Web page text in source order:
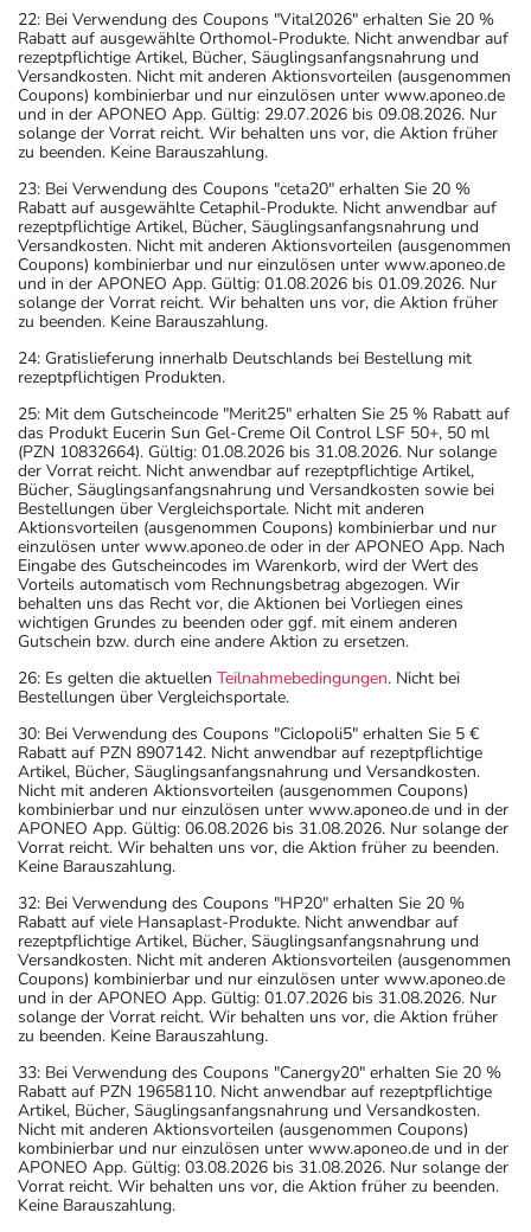
22: Bei Verwendung des Coupons "Vital2026" erhalten Sie 20 %
Rabatt auf ausgewählte Orthomol-Produkte. Nicht anwendbar auf
rezeptpflichtige Artikel, Bücher, Säuglingsanfangsnahrung und
Versandkosten. Nicht mit anderen Aktionsvorteilen (ausgenommen
Coupons) kombinierbar und nur einzulösen unter www.aponeo.de
und in der APONEO App. Gültig: 29.07.2026 bis 09.08.2026. Nur
solange der Vorrat reicht. Wir behalten uns vor, die Aktion früher
zu beenden. Keine Barauszahlung.
23: Bei Verwendung des Coupons "ceta20" erhalten Sie 20 %
Rabatt auf ausgewählte Cetaphil-Produkte. Nicht anwendbar auf
rezeptpflichtige Artikel, Bücher, Säuglingsanfangsnahrung und
Versandkosten. Nicht mit anderen Aktionsvorteilen (ausgenommen
Coupons) kombinierbar und nur einzulösen unter www.aponeo.de
und in der APONEO App. Gültig: 01.08.2026 bis 01.09.2026. Nur
solange der Vorrat reicht. Wir behalten uns vor, die Aktion früher
zu beenden. Keine Barauszahlung.
24: Gratislieferung innerhalb Deutschlands bei Bestellung mit
rezeptpflichtigen Produkten.
25: Mit dem Gutscheincode "Merit25" erhalten Sie 25 % Rabatt auf
das Produkt Eucerin Sun Gel-Creme Oil Control LSF 50+, 50 ml
(PZN 10832664). Gültig: 01.08.2026 bis 31.08.2026. Nur solange
der Vorrat reicht. Nicht anwendbar auf rezeptpflichtige Artikel,
Bücher, Säuglingsanfangsnahrung und Versandkosten sowie bei
Bestellungen über Vergleichsportale. Nicht mit anderen
Aktionsvorteilen (ausgenommen Coupons) kombinierbar und nur
einzulösen unter www.aponeo.de oder in der APONEO App. Nach
Eingabe des Gutscheincodes im Warenkorb, wird der Wert des
Vorteils automatisch vom Rechnungsbetrag abgezogen. Wir
behalten uns das Recht vor, die Aktionen bei Vorliegen eines
wichtigen Grundes zu beenden oder ggf. mit einem anderen
Gutschein bzw. durch eine andere Aktion zu ersetzen.
26: Es gelten die aktuellen Teilnahmebedingungen. Nicht bei
Bestellungen über Vergleichsportale.
30: Bei Verwendung des Coupons "Ciclopoli5" erhalten Sie 5 €
Rabatt auf PZN 8907142. Nicht anwendbar auf rezeptpflichtige
Artikel, Bücher, Säuglingsanfangsnahrung und Versandkosten.
Nicht mit anderen Aktionsvorteilen (ausgenommen Coupons)
kombinierbar und nur einzulösen unter www.aponeo.de und in der
APONEO App. Gültig: 06.08.2026 bis 31.08.2026. Nur solange der
Vorrat reicht. Wir behalten uns vor, die Aktion früher zu beenden.
Keine Barauszahlung.
32: Bei Verwendung des Coupons "HP20" erhalten Sie 20 %
Rabatt auf viele Hansaplast-Produkte. Nicht anwendbar auf
rezeptpflichtige Artikel, Bücher, Säuglingsanfangsnahrung und
Versandkosten. Nicht mit anderen Aktionsvorteilen (ausgenommen
Coupons) kombinierbar und nur einzulösen unter www.aponeo.de
und in der APONEO App. Gültig: 01.07.2026 bis 31.08.2026. Nur
solange der Vorrat reicht. Wir behalten uns vor, die Aktion früher
zu beenden. Keine Barauszahlung.
33: Bei Verwendung des Coupons "Canergy20" erhalten Sie 20 %
Rabatt auf PZN 19658110. Nicht anwendbar auf rezeptpflichtige
Artikel, Bücher, Säuglingsanfangsnahrung und Versandkosten.
Nicht mit anderen Aktionsvorteilen (ausgenommen Coupons)
kombinierbar und nur einzulösen unter www.aponeo.de und in der
APONEO App. Gültig: 03.08.2026 bis 31.08.2026. Nur solange der
Vorrat reicht. Wir behalten uns vor, die Aktion früher zu beenden.
Keine Barauszahlung.